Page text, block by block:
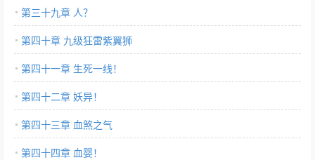
第三十九章 人？
第四十章 九级狂雷紫翼狮
第四十一章 生死一线！
第四十二章 妖异！
第四十三章 血煞之气
第四十四章 血婴！